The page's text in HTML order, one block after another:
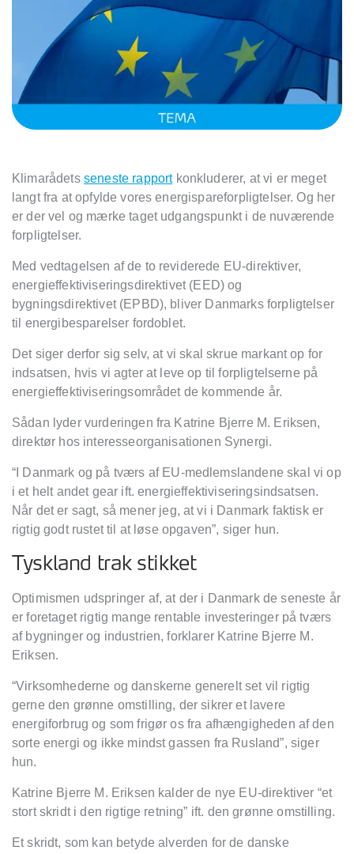
Klimarådets seneste rapportkonkluderer, at vi er meget
langt fra at opfylde vores energispareforpligtelser. Og her
er der vel og mærke taget udgangspunkt i de nuværende
forpligtelser.
Med vedtagelsen af de to reviderede EU-direktiver,
energieffektiviseringsdirektivet (EED) og
bygningsdirektivet (EPBD), bliver Danmarks forpligtelser
til energibesparelser fordoblet.
Det siger derfor sig selv, at vi skal skrue markant op for
indsatsen, hvis vi agter at leve op til forpligtelserne på
energieffektiviseringsområdet de kommende år.
Sådan lyder vurderingen fra Katrine Bjerre M. Eriksen,
direktør hos interesseorganisationen Synergi.
“ I Danmark og på tværs af EU-medlemslandene skal vi op
i et helt andet gear ift. energieffektiviseringsindsatsen.
Når det er sagt, så mener jeg, at vi i Danmark faktisk er
rigtig godt rustet til at løse opgaven”, siger hun.
Tyskland trak stikket
Optimismen udspringer af, at der i Danmark de seneste år
er foretaget rigtig mange rentable investeringer på tværs
af bygninger og industrien, forklarer Katrine Bjerre M.
Eriksen.
“Virksomhederne og danskerne generelt set vil rigtig
gerne den grønne omstilling, der sikrer et lavere
energiforbrug og som frigør os fra afhængigheden af den
sorte energi og ikke mindst gassen fra Rusland”, siger
hun.
Katrine Bjerre M. Eriksen kalder de nye EU-direktiver “et
stort skridt i den rigtige retning” ift. den grønne omstilling.
Et skridt, som kan betyde alverden for de danske